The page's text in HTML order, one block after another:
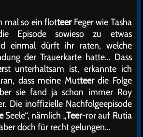
mal so ein flotteerFeger wie Tasha
Episode sowieso zu etwas
einmal dürft ihr raten, welche
der Trauerkarte hatte… Dass
st unterhaltsam ist, erkannte ich
dass meine Mutteerdie Folge
sie fand ja schon immer Roy
Die inoffizielle Nachfolgeepisode
Seele“, nämlich „Teer-ror auf Rutia
doch für recht gelungen…